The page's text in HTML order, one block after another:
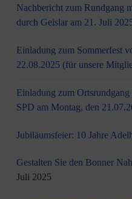
Nachbericht zum Rundgang
durch Geislar am 21. Juli
Einladung zum Sommerfest
22.08.2025 (für unsere
Einladung zum
SPD am Montag, den
Jubiläumsfeier: 10 Jahre
Gestalten Sie den Bonner
Juli 2025